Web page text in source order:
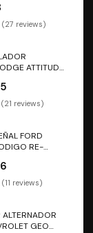
BATERIA
(27 reviews)
ATTITUDE
BATERIA
(21 reviews)
FORD
(11 reviews)
GEO